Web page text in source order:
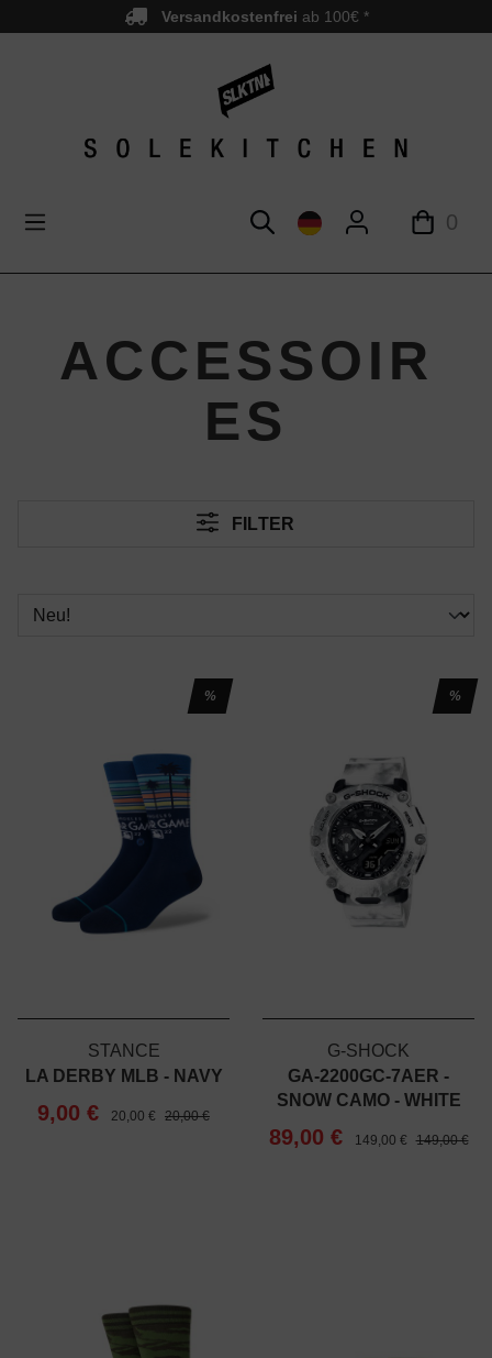
springen Versandkostenfrei ab 100€ *
0
ACCESSOIR
ES
FILTER
%
STANCE
LA DERBY MLB - NAVY
9,00 € 20,00 € 20,00 €
%
G-SHOCK
GA-2200GC-7AER -
SNOW CAMO - WHITE
89,00 € 149,00 € 149,00 €